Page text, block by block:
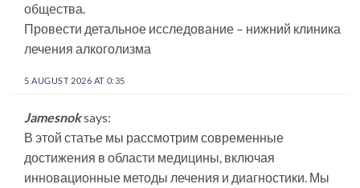
общества.
Провести детальное исследование – нижний клиника
лечения алкоголизма
5 AUGUST 2026 AT 0:35
Jamesnoksays:
В этой статье мы рассмотрим современные
достижения в области медицины, включая
инновационные методы лечения и диагностики. Мы